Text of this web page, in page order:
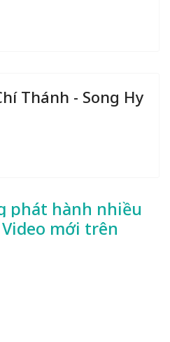
Thánh - Song Hy
phát hành nhiều
mới trên